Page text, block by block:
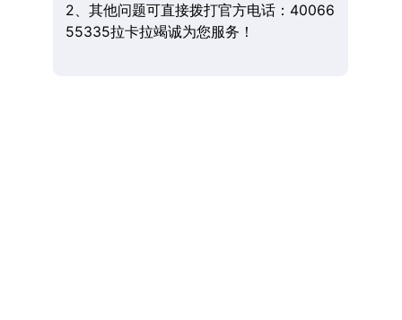
2、其他问题可直接拨打官方电话：40066
55335拉卡拉竭诚为您服务！